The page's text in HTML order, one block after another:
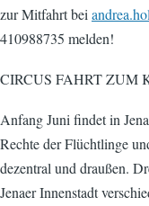
zur Mitfahrt bei
410988735 melden!
CIRCUS FAHRT ZUM
Anfang Juni findet in
Rechte der Flüchtlinge
dezentral und draußen.
Jenaer Innenstadt